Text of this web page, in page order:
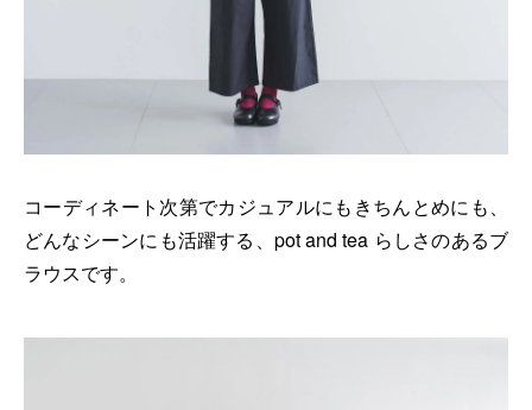
コーディネート次第でカジュアルにもきちんとめにも、
どんなシーンにも活躍する、pot and tea らしさのあるブ
ラウスです。